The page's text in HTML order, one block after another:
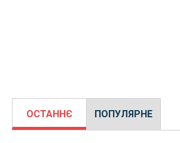
ОСТАННЄ ПОПУЛЯРНЕ